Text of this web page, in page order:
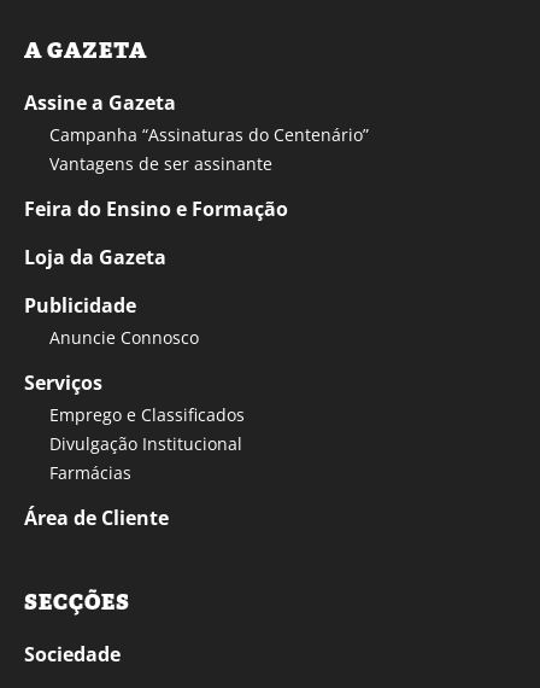
A GAZETA
Assine a Gazeta
Campanha “Assinaturas do Centenário”
Vantagens de ser assinante
Feira do Ensino e Formação
Loja da Gazeta
Publicidade
Anuncie Connosco
Serviços
Emprego e Classificados
Divulgação Institucional
Farmácias
Área de Cliente
SECÇÕES
Sociedade